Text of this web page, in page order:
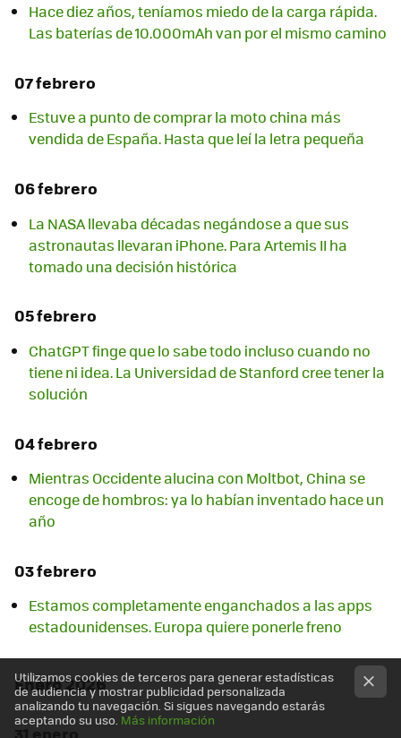
Hace diez años, teníamos miedo de la carga rápida.
Las baterías de 10.000mAh van por el mismo camino
07 febrero
Estuve a punto de comprar la moto china más
vendida de España. Hasta que leí la letra pequeña
06 febrero
La NASA llevaba décadas negándose a que sus
astronautas llevaran iPhone. Para Artemis II ha
tomado una decisión histórica
05 febrero
ChatGPT finge que lo sabe todo incluso cuando no
tiene ni idea. La Universidad de Stanford cree tener la
solución
04 febrero
Mientras Occidente alucina con Moltbot, China se
encoge de hombros: ya lo habían inventado hace un
año
03 febrero
Estamos completamente enganchados a las apps
estadounidenses. Europa quiere ponerle freno
Enero 2026
Utilizamos cookies de terceros para generar estadísticas
de audiencia y mostrar publicidad personalizada
analizando tu navegación. Si sigues navegando estarás
aceptando su uso. Más información